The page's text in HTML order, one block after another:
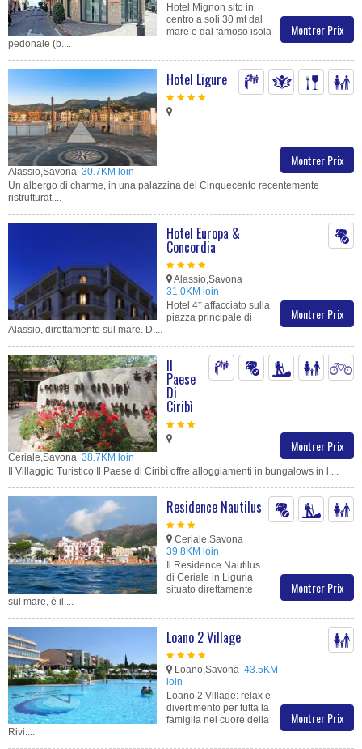
Montrer Prix
Hotel Mignon sito in
centro a soli 30 mt dal
mare e dal famoso isola
pedonale (b....
Montrer Prix
Hotel Ligure
Alassio,Savona 30.7KM loin
Un albergo di charme, in una palazzina del Cinquecento recentemente
ristrutturat....
Montrer Prix
Hotel Europa &
Concordia
Alassio,Savona
31.0KM loin
Hotel 4* affacciato sulla
piazza principale di
Alassio, direttamente sul mare. D....
Montrer Prix
Il
Paese
Di
Ciribì
Ceriale,Savona 38.7KM loin
Il Villaggio Turistico Il Paese di Ciribì offre alloggiamenti in bungalows in l....
Montrer Prix
Residence Nautilus
Ceriale,Savona
39.8KM loin
Il Residence Nautilus
di Ceriale in Liguria
situato direttamente
sul mare, è il....
Montrer Prix
Loano 2 Village
Loano,Savona 43.5KM
loin
Loano 2 Village: relax e
divertimento per tutta la
famiglia nel cuore della
Rivi....